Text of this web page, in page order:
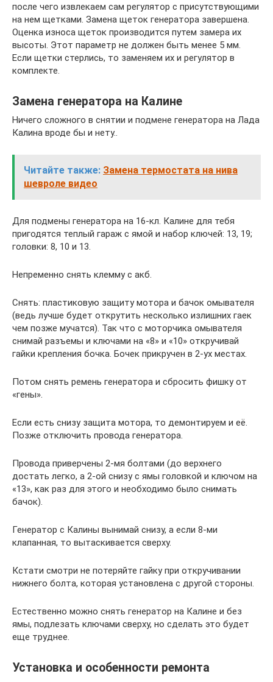
после чего извлекаем сам регулятор с присутствующими
на нем щетками. Замена щеток генератора завершена.
Оценка износа щеток производится путем замера их
высоты. Этот параметр не должен быть менее 5 мм.
Если щетки стерлись, то заменяем их и регулятор в
комплекте.
Замена генератора на Калине
Ничего сложного в снятии и подмене генератора на Лада
Калина вроде бы и нету..
Читайте также: Замена термостата на нива
шевроле видео
Для подмены генератора на 16-кл. Калине для тебя
пригодятся теплый гараж с ямой и набор ключей: 13, 19;
головки: 8, 10 и 13.
Непременно снять клемму с акб.
Снять: пластиковую защиту мотора и бачок омывателя
(ведь лучше будет открутить несколько излишних гаек
чем позже мучатся). Так что с моторчика омывателя
снимай разъемы и ключами на «8» и «10» откручивай
гайки крепления бочка. Бочек прикручен в 2-ух местах.
Потом снять ремень генератора и сбросить фишку от
«гены».
Если есть снизу защита мотора, то демонтируем и её.
Позже отключить провода генератора.
Провода приверчены 2-мя болтами (до верхнего
достать легко, а 2-ой снизу с ямы головкой и ключом на
«13», как раз для этого и необходимо было снимать
бачок).
Генератор с Калины вынимай снизу, а если 8-ми
клапанная, то вытаскивается сверху.
Кстати смотри не потеряйте гайку при откручивании
нижнего болта, которая установлена с другой стороны.
Естественно можно снять генератор на Калине и без
ямы, подлезать ключами сверху, но сделать это будет
еще труднее.
Установка и особенности ремонта